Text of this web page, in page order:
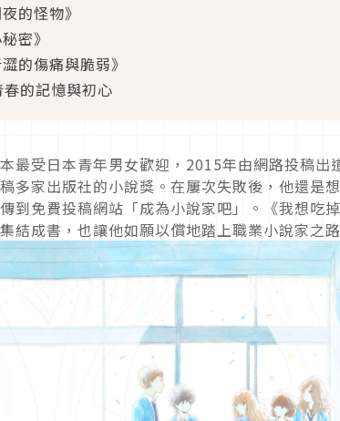
的怪物》
密》
的傷痛與脆弱》
的記憶與初心
最受日本青年男女歡迎，2015年由網路投稿出
多家出版社的小說獎。在屢次失敗後，他還是
到免費投稿網站「成為小說家吧」。《我想吃
結成書，也讓他如願以償地踏上職業小說家之路